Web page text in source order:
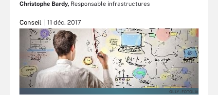
Christophe Bardy, Responsable infrastructures
Conseil 11 déc. 2017
OLLY - FOTOLIA